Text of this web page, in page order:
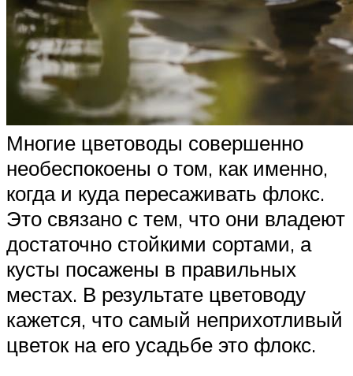
Многие цветоводы совершенно
необеспокоены о том, как именно,
когда и куда пересаживать флокс.
Это связано с тем, что они владеют
достаточно стойкими сортами, а
кусты посажены в правильных
местах. В результате цветоводу
кажется, что самый неприхотливый
цветок на его усадьбе это флокс.